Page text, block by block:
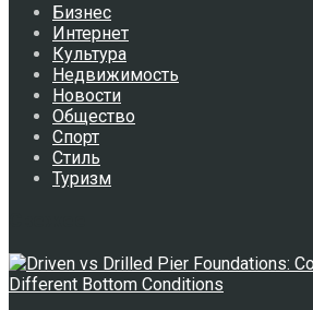
Бизнес
Интернет
Культура
Недвижимость
Новости
Общество
Спорт
Стиль
Туризм